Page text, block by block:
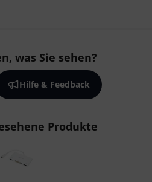
was Sie sehen?
Hilfe & Feedback
Produkte